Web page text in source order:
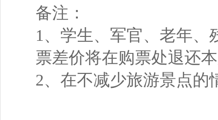
备注：
1、学生、军官、老年
票差价将在购票处退还
2、在不减少旅游景点的